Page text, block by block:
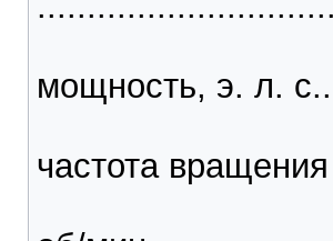
мощность, э. л.
частота